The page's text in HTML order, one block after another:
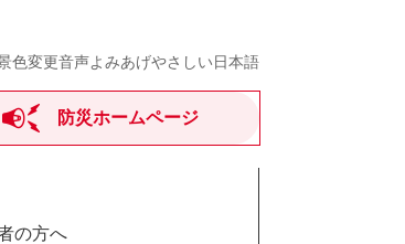
色変更音声よみあげやさしい日本語
防災ホームページ
の方へ